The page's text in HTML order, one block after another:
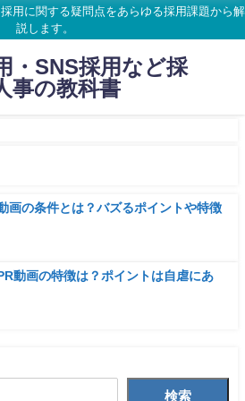
用に関する疑問点をあらゆる採用課題から解
説します。
・SNS採用など採
事の教科書
画の条件とは？バズるポイントや特徴
動画の特徴は？ポイントは自虐にあ
検索